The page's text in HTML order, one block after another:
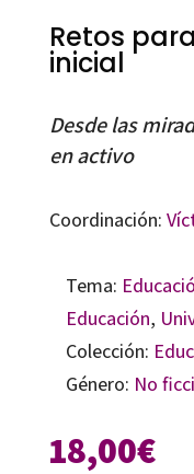
Retos
inicial
Desde las
en activo
Coordinación:
Tema:
Educación,
Colección:
Género: No
18,00€